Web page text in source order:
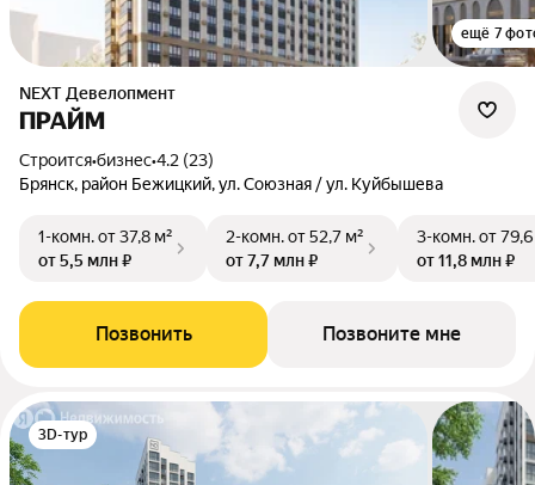
ещё 7
NEXT Девелопмент
ПРАЙМ
Строится•бизнес•4.2 (23)
Брянск, район Бежицкий, ул. Союзная / ул. Куйбышева
1-комн.от 37,8 м²
от 5,5 млн ₽
2-комн.от 52,7 м²
от 7,7 млн ₽
3-комн.от
от 11,8 млн ₽
Позвонить Позвоните мне
3D-тур